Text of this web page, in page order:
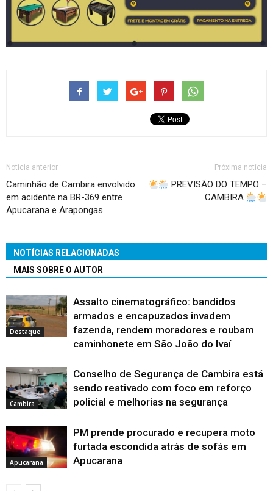
Notícia anterior
Caminhão de Cambira envolvido
em acidente na BR-369 entre
Apucarana e Arapongas
Próxima notícia
PREVISÃO DO TEMPO –
CAMBIRA
NOTÍCIAS RELACIONADAS
MAIS SOBRE O AUTOR
Destaque
Assalto cinematográfico: bandidos
armados e encapuzados invadem
fazenda, rendem moradores e roubam
caminhonete em São João do Ivaí
Cambira
Conselho de Segurança de Cambira está
sendo reativado com foco em reforço
policial e melhorias na segurança
Apucarana
PM prende procurado e recupera moto
furtada escondida atrás de sofás em
Apucarana